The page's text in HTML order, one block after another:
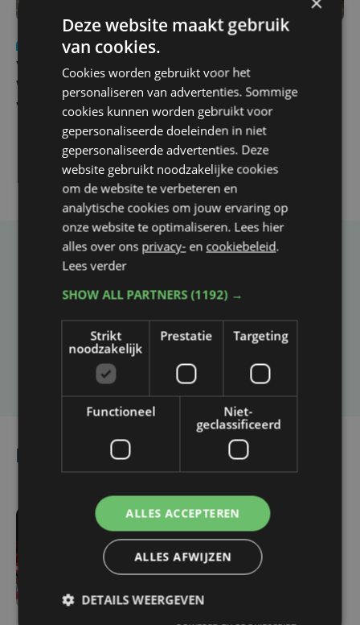
Nieuws
wo 5 augustus | 11:57
Vier Oostendse gynaecologen versterken dienst in AZ
West, dat ook een nieuwe voltijdse gynaecoloog
verwelkomt
Taalfout opgemerkt?
Heb je een taal- of schrijffout opgemerkt in dit
Laat het ons weten
Lees ook
-3625 sec. geleden
BNXT League : Kortrijk
haalt Britse spelverdeler
Deze website maakt gebruik
van cookies.
Cookies worden gebruikt voor het
personaliseren van advertenties. Sommige
cookies kunnen worden gebruikt voor
gepersonaliseerde doeleinden in niet
gepersonaliseerde advertenties. Deze
website gebruikt noodzakelijke cookies
om de website te verbeteren en
analytische cookies om jouw ervaring op
onze website te optimaliseren. Lees hier
alles over ons privacy- en cookiebeleid.
Lees verder
SHOW ALL PARTNERS(1192) →
Strikt
noodzakelijk
Prestatie Targeting
Functioneel
Niet-
geclassificeerd
ALLES ACCEPTEREN
ALLES AFWIJZEN
DETAILS WEERGEVEN